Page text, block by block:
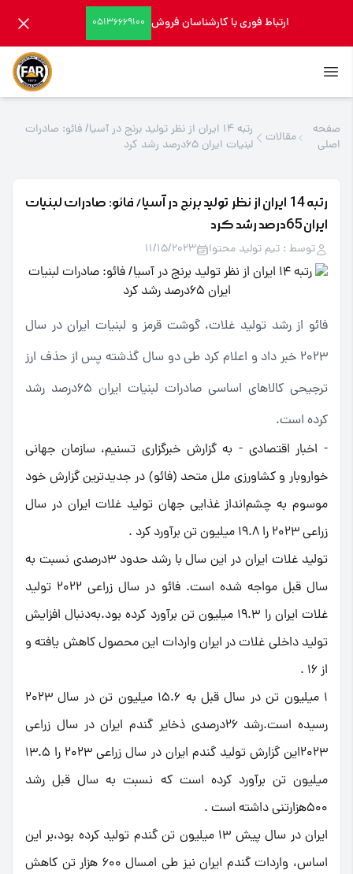
ارتباط فوری با کارشناسان فروش 05136669100
صفحه
اصلی
مقالات
رتبه 14 ایران از نظر تولید برنج در آسیا/ فائو: صادرات
لبنیات ایران 65درصد رشد کرد
رتبه 14 ایران از نظر تولید برنج در آسیا/ فائو: صادرات لبنیات
ایران 65درصد رشد کرد
توسط : تیم تولید محتوا 11/15/2023
فائو از رشد تولید غلات، گوشت قرمز و لبنیات ایران در سال
2023 خبر داد و اعلام کرد طی دو سال گذشته پس از حذف ارز
ترجیحی کالاهای اساسی صادرات لبنیات ایران 65درصد رشد
کرده است.
- اخبار اقتصادی - به گزارش خبرگزاری تسنیم، سازمان جهانی
خواروبار و کشاورزی ملل متحد (فائو) در جدیدترین گزارش خود
موسوم به چشم‌انداز غذایی جهان تولید غلات ایران در سال
زراعی 2023 را 19.8 میلیون تن برآورد کرد .
تولید غلات ایران در این سال با رشد حدود 3درصدی نسبت به
سال قبل مواجه شده است. فائو در سال زراعی 2022 تولید
غلات ایران را 19.3 میلیون تن برآورد کرده بود.به‌دنبال افزایش
تولید داخلی غلات در ایران واردات این محصول کاهش یافته و
از 16 .
1 میلیون تن در سال قبل به 15.6 میلیون تن در سال 2023
رسیده است.رشد 26درصدی ذخایر گندم ایران در سال زراعی
2023این گزارش تولید گندم ایران در سال زراعی 2023 را 13.5
میلیون تن برآورد کرده است که نسبت به سال قبل رشد
500هزارتنی داشته است .
ایران در سال پیش 13 میلیون تن گندم تولید کرده بود،بر این
اساس، واردات گندم ایران نیز طی امسال 600 هزار تن کاهش